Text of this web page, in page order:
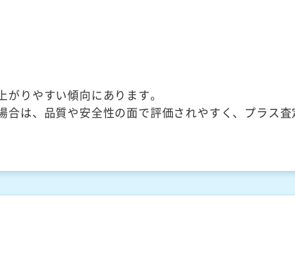
りやすい傾向にあります。
合は、品質や安全性の面で評価されやすく、プラス